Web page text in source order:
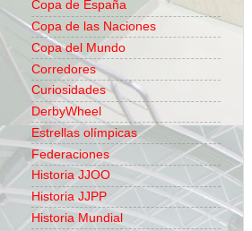
Copa de España
Copa de las Naciones
Copa del Mundo
Corredores
Curiosidades
DerbyWheel
Estrellas olímpicas
Federaciones
Historia JJOO
Historia JJPP
Historia Mundial